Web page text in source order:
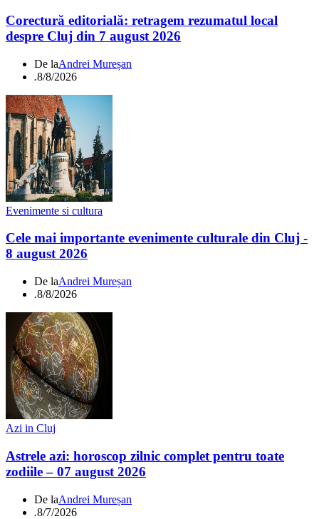
Corectură editorială: retragem rezumatul local
despre Cluj din 7 august 2026
De laAndrei Mureșan
.8/8/2026
Evenimente si cultura
Cele mai importante evenimente culturale din Cluj -
8 august 2026
De laAndrei Mureșan
.8/8/2026
Azi in Cluj
Astrele azi: horoscop zilnic complet pentru toate
zodiile – 07 august 2026
De laAndrei Mureșan
.8/7/2026